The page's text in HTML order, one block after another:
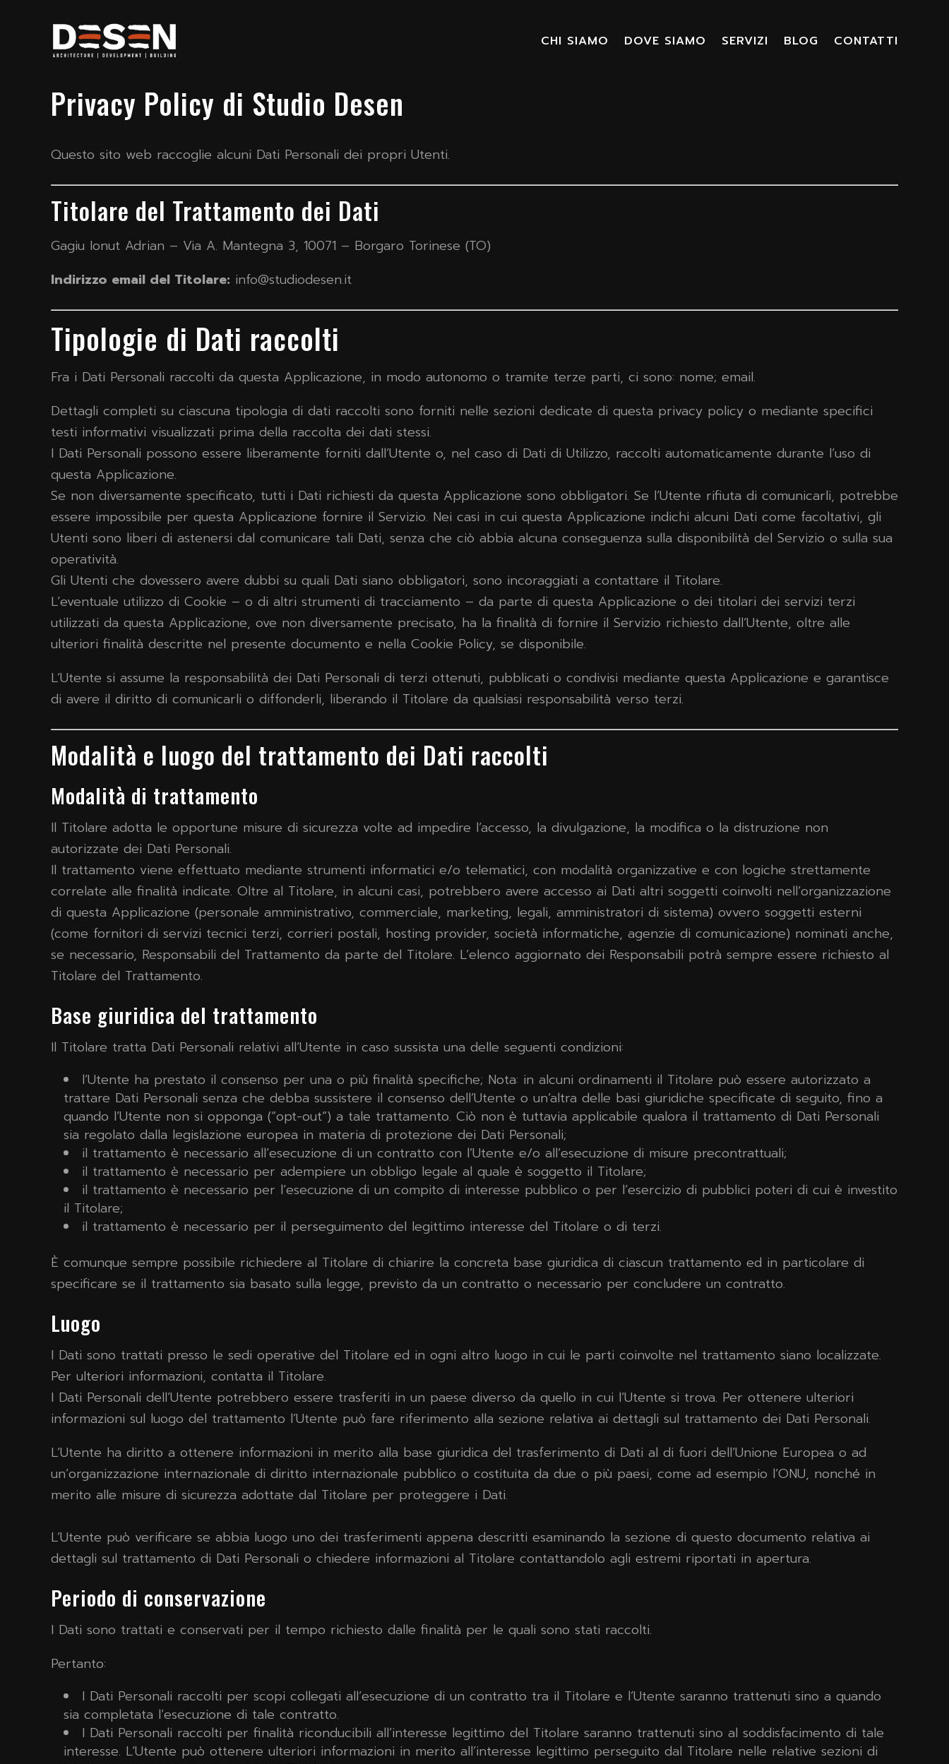
CHI SIAMO DOVE SIAMO SERVIZI BLOG CONTATTI
Privacy Policy di Studio Desen
Questo sito web raccoglie alcuni Dati Personali dei propri Utenti.
Titolare del Trattamento dei Dati
Gagiu Ionut Adrian – Via A. Mantegna 3, 10071 – Borgaro Torinese (TO)
Indirizzo email del Titolare: info@studiodesen.it
Tipologie di Dati raccolti
Fra i Dati Personali raccolti da questa Applicazione, in modo autonomo o tramite terze parti, ci sono: nome; email.
Dettagli completi su ciascuna tipologia di dati raccolti sono forniti nelle sezioni dedicate di questa privacy policy o mediante specifici
testi informativi visualizzati prima della raccolta dei dati stessi.
I Dati Personali possono essere liberamente forniti dall’Utente o, nel caso di Dati di Utilizzo, raccolti automaticamente durante l’uso di
questa Applicazione.
Se non diversamente specificato, tutti i Dati richiesti da questa Applicazione sono obbligatori. Se l’Utente rifiuta di comunicarli, potrebbe
essere impossibile per questa Applicazione fornire il Servizio. Nei casi in cui questa Applicazione indichi alcuni Dati come facoltativi, gli
Utenti sono liberi di astenersi dal comunicare tali Dati, senza che ciò abbia alcuna conseguenza sulla disponibilità del Servizio o sulla sua
operatività.
Gli Utenti che dovessero avere dubbi su quali Dati siano obbligatori, sono incoraggiati a contattare il Titolare.
L’eventuale utilizzo di Cookie – o di altri strumenti di tracciamento – da parte di questa Applicazione o dei titolari dei servizi terzi
utilizzati da questa Applicazione, ove non diversamente precisato, ha la finalità di fornire il Servizio richiesto dall’Utente, oltre alle
ulteriori finalità descritte nel presente documento e nella Cookie Policy, se disponibile.
L’Utente si assume la responsabilità dei Dati Personali di terzi ottenuti, pubblicati o condivisi mediante questa Applicazione e garantisce
di avere il diritto di comunicarli o diffonderli, liberando il Titolare da qualsiasi responsabilità verso terzi.
Modalità e luogo del trattamento dei Dati raccolti
Modalità di trattamento
Il Titolare adotta le opportune misure di sicurezza volte ad impedire l’accesso, la divulgazione, la modifica o la distruzione non
autorizzate dei Dati Personali.
Il trattamento viene effettuato mediante strumenti informatici e/o telematici, con modalità organizzative e con logiche strettamente
correlate alle finalità indicate. Oltre al Titolare, in alcuni casi, potrebbero avere accesso ai Dati altri soggetti coinvolti nell’organizzazione
di questa Applicazione (personale amministrativo, commerciale, marketing, legali, amministratori di sistema) ovvero soggetti esterni
(come fornitori di servizi tecnici terzi, corrieri postali, hosting provider, società informatiche, agenzie di comunicazione) nominati anche,
se necessario, Responsabili del Trattamento da parte del Titolare. L’elenco aggiornato dei Responsabili potrà sempre essere richiesto al
Titolare del Trattamento.
Base giuridica del trattamento
Il Titolare tratta Dati Personali relativi all’Utente in caso sussista una delle seguenti condizioni:
l’Utente ha prestato il consenso per una o più finalità specifiche; Nota: in alcuni ordinamenti il Titolare può essere autorizzato a
trattare Dati Personali senza che debba sussistere il consenso dell’Utente o un’altra delle basi giuridiche specificate di seguito, fino a
quando l’Utente non si opponga (“opt-out”) a tale trattamento. Ciò non è tuttavia applicabile qualora il trattamento di Dati Personali
sia regolato dalla legislazione europea in materia di protezione dei Dati Personali;
il trattamento è necessario all’esecuzione di un contratto con l’Utente e/o all’esecuzione di misure precontrattuali;
il trattamento è necessario per adempiere un obbligo legale al quale è soggetto il Titolare;
il trattamento è necessario per l’esecuzione di un compito di interesse pubblico o per l’esercizio di pubblici poteri di cui è investito
il Titolare;
il trattamento è necessario per il perseguimento del legittimo interesse del Titolare o di terzi.
È comunque sempre possibile richiedere al Titolare di chiarire la concreta base giuridica di ciascun trattamento ed in particolare di
specificare se il trattamento sia basato sulla legge, previsto da un contratto o necessario per concludere un contratto.
Luogo
I Dati sono trattati presso le sedi operative del Titolare ed in ogni altro luogo in cui le parti coinvolte nel trattamento siano localizzate.
Per ulteriori informazioni, contatta il Titolare.
I Dati Personali dell’Utente potrebbero essere trasferiti in un paese diverso da quello in cui l’Utente si trova. Per ottenere ulteriori
informazioni sul luogo del trattamento l’Utente può fare riferimento alla sezione relativa ai dettagli sul trattamento dei Dati Personali.
L’Utente ha diritto a ottenere informazioni in merito alla base giuridica del trasferimento di Dati al di fuori dell’Unione Europea o ad
un’organizzazione internazionale di diritto internazionale pubblico o costituita da due o più paesi, come ad esempio l’ONU, nonché in
merito alle misure di sicurezza adottate dal Titolare per proteggere i Dati.
L’Utente può verificare se abbia luogo uno dei trasferimenti appena descritti esaminando la sezione di questo documento relativa ai
dettagli sul trattamento di Dati Personali o chiedere informazioni al Titolare contattandolo agli estremi riportati in apertura.
Periodo di conservazione
I Dati sono trattati e conservati per il tempo richiesto dalle finalità per le quali sono stati raccolti.
Pertanto:
I Dati Personali raccolti per scopi collegati all’esecuzione di un contratto tra il Titolare e l’Utente saranno trattenuti sino a quando
sia completata l’esecuzione di tale contratto.
I Dati Personali raccolti per finalità riconducibili all’interesse legittimo del Titolare saranno trattenuti sino al soddisfacimento di tale
interesse. L’Utente può ottenere ulteriori informazioni in merito all’interesse legittimo perseguito dal Titolare nelle relative sezioni di